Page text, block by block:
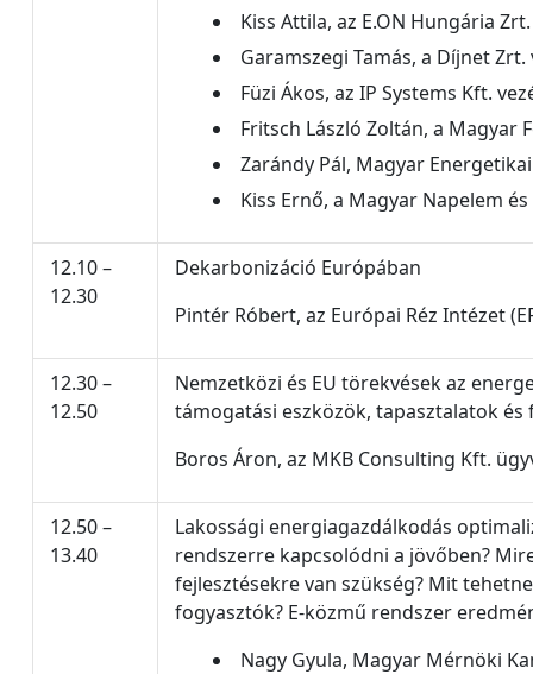
Kiss Attila, az E.ON Hungária
Garamszegi Tamás, a Díjnet
Füzi Ákos, az IP Systems Kft.
Fritsch László Zoltán, a
Zarándy Pál, Magyar
Kiss Ernő, a Magyar Napelem
12.10 –
12.30
Dekarbonizáció Európában
Pintér Róbert, az Európai Réz Intézet
12.30 –
12.50
Nemzetközi és EU törekvések az
támogatási eszközök, tapasztalatok
Boros Áron, az MKB Consulting Kft.
12.50 –
13.40
Lakossági energiagazdálkodás
rendszerre kapcsolódni a jövőben?
fejlesztésekre van szükség? Mit
fogyasztók? E-közmű rendszer
Nagy Gyula, Magyar Mérnöki